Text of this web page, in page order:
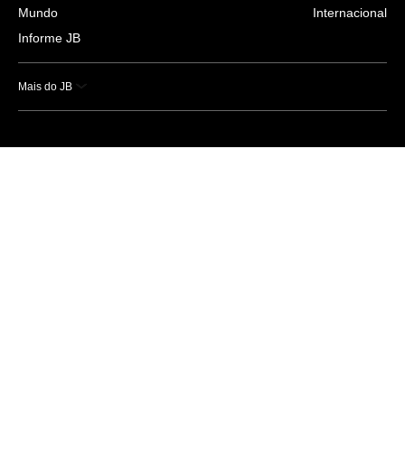
Mundo
Informe JB
Internacional
Mais do JB
Esportes